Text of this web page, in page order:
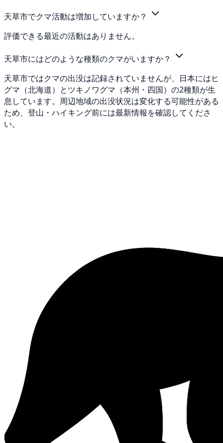
天草市でクマ活動は増加していますか？
評価できる最近の活動はありません。
天草市にはどのような種類のクマがいますか？
天草市ではクマの出没は記録されていませんが、日本にはヒ
グマ（北海道）とツキノワグマ（本州・四国）の2種類が生
息しています。周辺地域の出没状況は変化する可能性がある
ため、登山・ハイキング前には最新情報を確認してくださ
い。